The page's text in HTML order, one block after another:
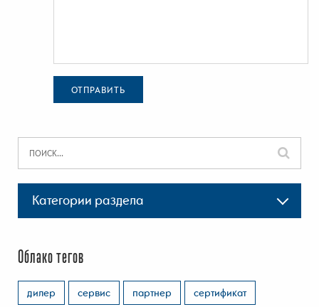
ОТПРАВИТЬ
Категории раздела
Облако тегов
дилер сервис партнер
сертификат